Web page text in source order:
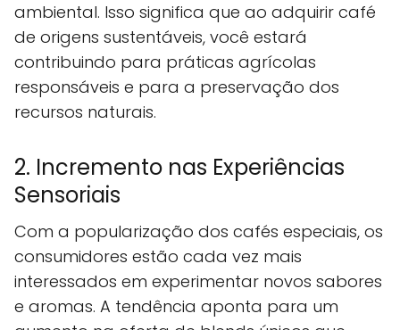
ambiental. Isso significa que ao adquirir café
de origens sustentáveis, você estará
contribuindo para práticas agrícolas
responsáveis e para a preservação dos
recursos naturais.
2. Incremento nas Experiências
Sensoriais
Com a popularização dos cafés especiais, os
consumidores estão cada vez mais
interessados em experimentar novos sabores
e aromas. A tendência aponta para um